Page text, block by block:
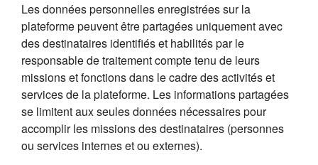
Les données personnelles enregistrées sur la
plateforme peuvent être partagées uniquement avec
des destinataires identifiés et habilités par le
responsable de traitement compte tenu de leurs
missions et fonctions dans le cadre des activités et
services de la plateforme. Les informations partagées
se limitent aux seules données nécessaires pour
accomplir les missions des destinataires (personnes
ou services internes et ou externes).